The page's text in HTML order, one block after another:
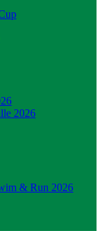
2026
& Run 2026